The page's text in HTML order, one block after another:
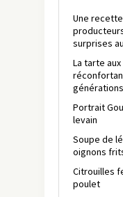
Une
surprises
La tarte
générations
Portrait
levain
Soupe de
oignons
Citrouilles
poulet